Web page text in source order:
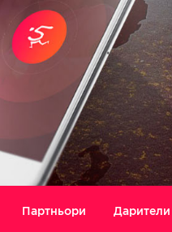
Партньори Дарители